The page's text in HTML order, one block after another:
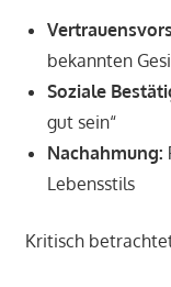
bekannten
Soziale
gut sein“
Nachahmung:
Lebensstils
Kritisch